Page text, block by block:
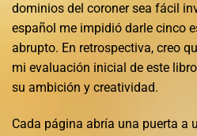
dominios del coroner sea fácil
español me impidió darle cinco
abrupto. En retrospectiva, creo
mi evaluación inicial de este
su ambición y creatividad.
Cada página abría una puerta a